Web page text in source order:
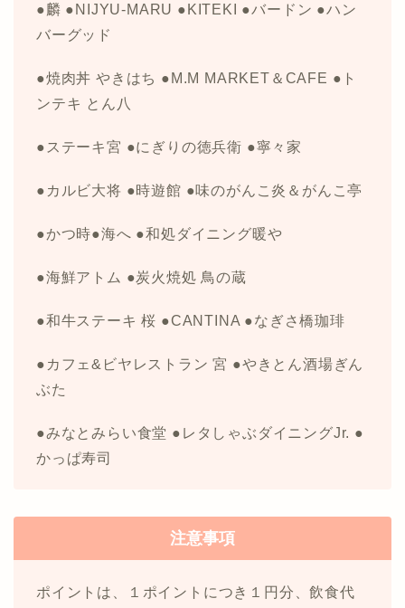
●麟 ●NIJYU-MARU ●KITEKI ●バードン ●ハン
バーグッド
●焼肉丼 やきはち ●M.M MARKET＆CAFE ●ト
ンテキ とん八
●ステーキ宮 ●にぎりの徳兵衛 ●寧々家
●カルビ大将 ●時遊館 ●味のがんこ炎＆がんこ亭
●かつ時●海へ ●和処ダイニング暖や
●海鮮アトム ●炭火焼処 鳥の蔵
●和牛ステーキ 桜 ●CANTINA ●なぎさ橋珈琲
●カフェ&ビヤレストラン 宮 ●やきとん酒場ぎん
ぶた
●みなとみらい食堂 ●レタしゃぶダイニングJr. ●
かっぱ寿司
注意事項
ポイントは、１ポイントにつき１円分、飲食代